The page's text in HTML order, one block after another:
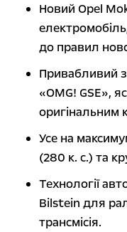
Новий Opel
до правил
Привабливий
«OMG! GSE»,
оригінальним
Усе на
(280 к. с.) та
Технології
Bilstein для
трансмісія.